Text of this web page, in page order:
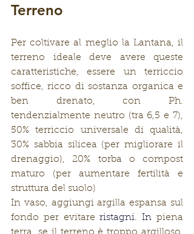
Terreno
Per coltivare al meglio la Lantana, il
terreno ideale deve avere queste
caratteristiche, essere un terriccio
soffice, ricco di sostanza organica e
ben drenato, con Ph.
tendenzialmente neutro (tra 6,5 e 7),
50% terriccio universale di qualità,
30% sabbia silicea (per migliorare il
drenaggio), 20% torba o compost
maturo (per aumentare fertilità e
struttura del suolo)
In vaso, aggiungi argilla espansa sul
fondo per evitare ristagni. In piena